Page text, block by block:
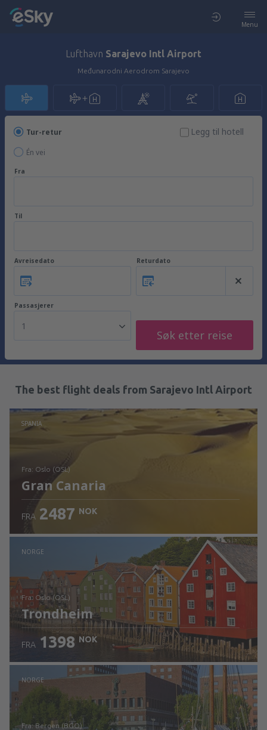
Menu
Lufthavn Sarajevo Intl Airport
Međunarodni Aerodrom Sarajevo
Tur-retur
Én vei
Legg til hotell
Fra
Til
Avreisedato Returdato
Passasjerer
1
Søk etter reise
The best flight deals from Sarajevo Intl Airport
SPANIA
fra: Oslo (OSL)
Gran Canaria
Sjekk informasjon
FRA 2487 NOK
NORGE
fra: Oslo (OSL)
Trondheim
Sjekk informasjon
FRA 1398 NOK
NORGE
fra: Bergen (BGO)